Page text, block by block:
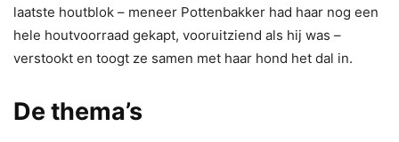
laatste houtblok – meneer Pottenbakker had haar nog een
hele houtvoorraad gekapt, vooruitziend als hij was –
verstookt en toogt ze samen met haar hond het dal in.
De thema’s